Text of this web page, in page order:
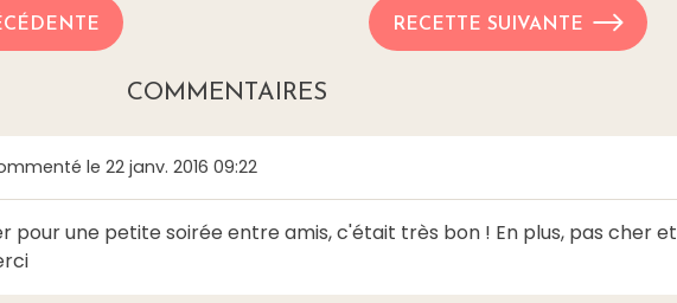
RECETTE SUIVANTE
COMMENTAIRES
le 22 janv. 2016 09:22
une petite soirée entre amis, c'était très bon ! En plus, pas cher et